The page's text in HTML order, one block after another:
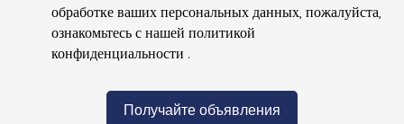
обработке ваших персональных данных, пожалуйста,
ознакомьтесь с нашей политикой
конфиденциальности .
Получайте объявления